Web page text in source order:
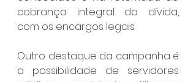
cobrança integral da dívida,
com os encargos legais.
Outro destaque da campanha é
a possibilidade de servidores